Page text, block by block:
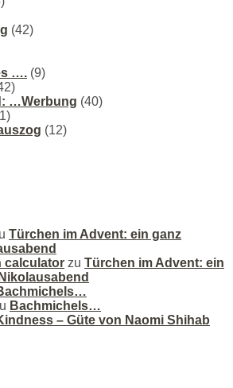
(42)
…. (9)
…Werbung (40)
(12)
Türchen im Advent: ein ganz
calculator zu Türchen im Advent: ein
Bachmichels…
– Güte von Naomi Shihab